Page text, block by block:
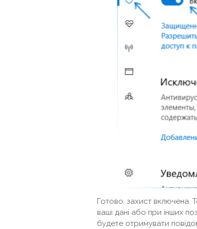
Готово, захист включена.
ваші дані або при інших
будете отримувати